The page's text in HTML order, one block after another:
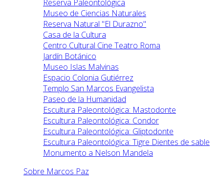
Reserva Paleontológica
Museo de Ciencias Naturales
Reserva Natural "El Durazno"
Casa de la Cultura
Centro Cultural Cine Teatro Roma
Jardín Botánico
Museo Islas Malvinas
Espacio Colonia Gutiérrez
Templo San Marcos Evangelista
Paseo de la Humanidad
Escultura Paleontológica: Mastodonte
Escultura Paleontológica: Condor
Escultura Paleontológica: Gliptodonte
Escultura Paleontológica: Tigre Dientes de sable
Monumento a Nelson Mandela
Sobre Marcos Paz